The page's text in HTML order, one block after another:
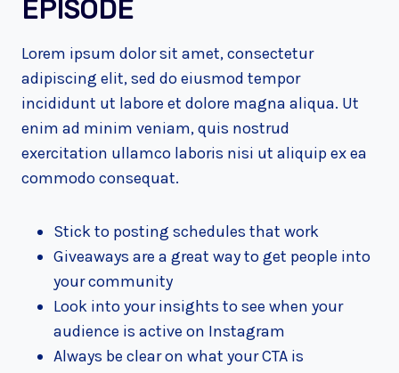
EPISODE
Lorem ipsum dolor sit amet, consectetur
adipiscing elit, sed do eiusmod tempor
incididunt ut labore et dolore magna aliqua. Ut
enim ad minim veniam, quis nostrud
exercitation ullamco laboris nisi ut aliquip ex ea
commodo consequat.
Stick to posting schedules that work
Giveaways are a great way to get people into
your community
Look into your insights to see when your
audience is active on Instagram
Always be clear on what your CTA is